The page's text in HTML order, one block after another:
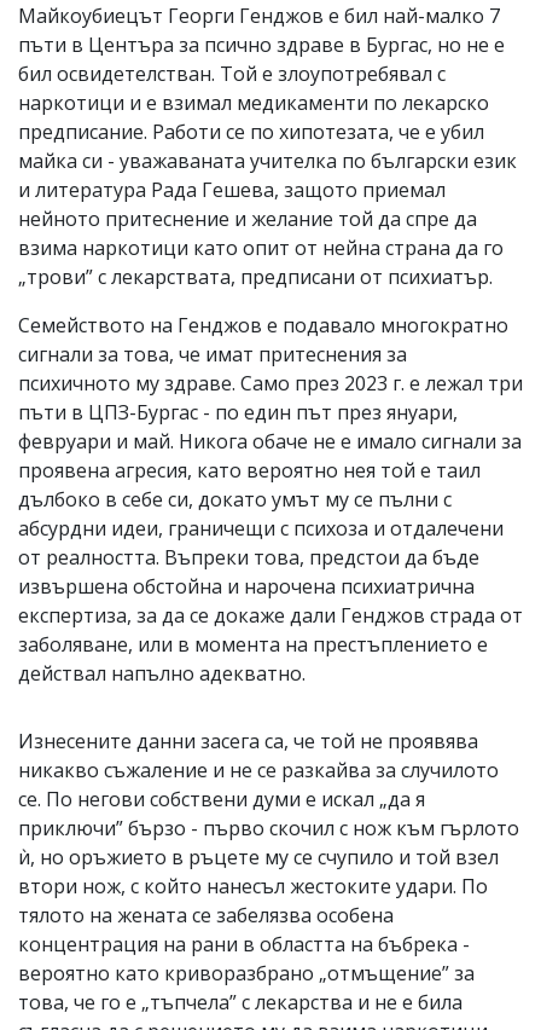
Майкоубиецът Георги Генджов е бил най-малко 7
пъти в Центъра за псично здраве в Бургас, но не е
бил освидетелстван. Той е злоупотребявал с
наркотици и е взимал медикаменти по лекарско
предписание. Работи се по хипотезата, че е убил
майка си - уважаваната учителка по български език
и литература Рада Гешева, защото приемал
нейното притеснение и желание той да спре да
взима наркотици като опит от нейна страна да го
„трови” с лекарствата, предписани от психиатър.
Семейството на Генджов е подавало многократно
сигнали за това, че имат притеснения за
психичното му здраве. Само през 2023 г. е лежал три
пъти в ЦПЗ-Бургас - по един път през януари,
февруари и май. Никога обаче не е имало сигнали за
проявена агресия, като вероятно нея той е таил
дълбоко в себе си, докато умът му се пълни с
абсурдни идеи, граничещи с психоза и отдалечени
от реалността. Въпреки това, предстои да бъде
извършена обстойна и нарочена психиатрична
експертиза, за да се докаже дали Генджов страда от
заболяване, или в момента на престъплението е
действал напълно адекватно.
Изнесените данни засега са, че той не проявява
никакво съжаление и не се разкайва за случилото
се. По негови собствени думи е искал „да я
приключи” бързо - първо скочил с нож към гърлото
ѝ, но оръжието в ръцете му се счупило и той взел
втори нож, с който нанесъл жестоките удари. По
тялото на жената се забелязва особена
концентрация на рани в областта на бъбрека -
вероятно като криворазбрано „отмъщение” за
това, че го е „тъпчела” с лекарства и не е била